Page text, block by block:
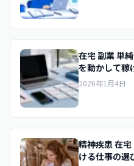
在宅 副業 単
を動かして稼
2026年1月4日
精神疾患 在
ける仕事の選